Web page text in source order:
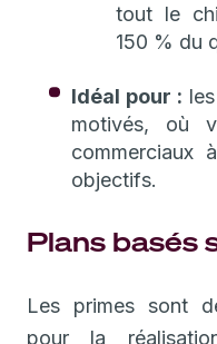
tout le
150 % du
Idéal pour :
motivés, où
commerciaux
objectifs.
Plans basés
Les primes sont
pour la